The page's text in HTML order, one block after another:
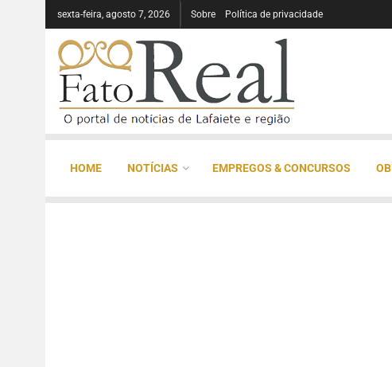
sexta-feira, agosto 7, 2026 Sobre Política de privacidade
HOME NOTÍCIAS EMPREGOS & CONCURSOS